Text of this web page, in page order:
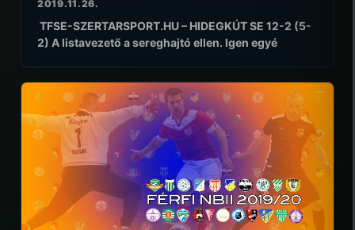
2019.11.26.
TFSE-SZERTARSPORT.HU – HIDEGKÚT SE 12-2 (5-
2) A listavezető a sereghajtó ellen. Igen egyé